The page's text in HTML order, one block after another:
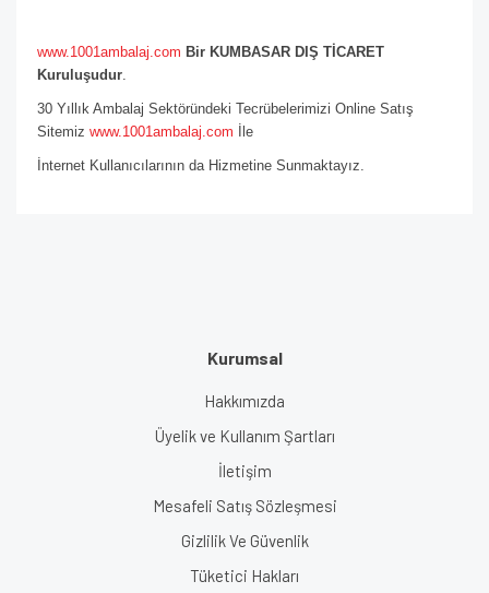
www.1001ambalaj.com Bir KUMBASAR DIŞ TİCARET
Kuruluşudur.
30 Yıllık Ambalaj Sektöründeki Tecrübelerimizi Online Satış
Sitemiz www.1001ambalaj.com İle
İnternet Kullanıcılarının da Hizmetine Sunmaktayız.
Kurumsal
Hakkımızda
Üyelik ve Kullanım Şartları
İletişim
Mesafeli Satış Sözleşmesi
Gizlilik Ve Güvenlik
Tüketici Hakları